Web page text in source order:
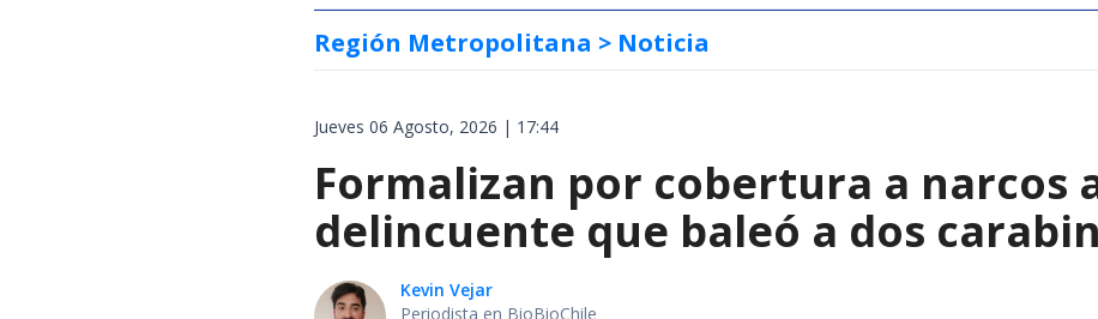
Región Metropolitana > Noticia
Jueves 06 Agosto, 2026 | 17:44
Formalizan por cobertura a narcos
delincuente que baleó a dos
Kevin Vejar
Periodista en BioBioChile